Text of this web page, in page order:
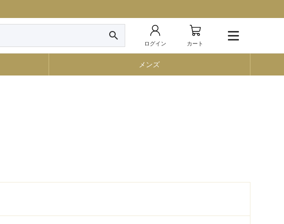
search
ログイン カート
メンズ